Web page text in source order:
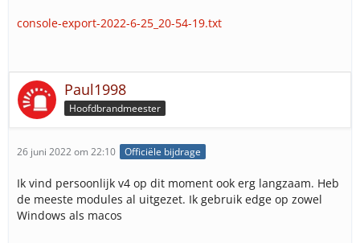
console-export-2022-6-25_20-54-19.txt
Paul1998
Hoofdbrandmeester
26 juni 2022 om 22:10 Officiële bijdrage
Ik vind persoonlijk v4 op dit moment ook erg langzaam. Heb
de meeste modules al uitgezet. Ik gebruik edge op zowel
Windows als macos